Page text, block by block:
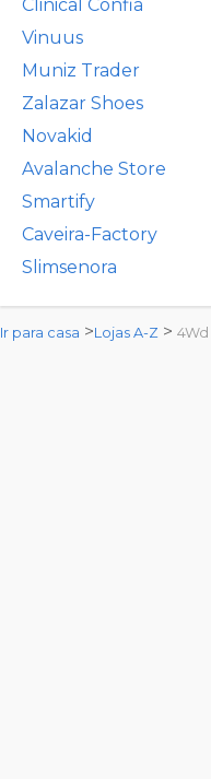
Clinical Confia
Vinuus
Muniz Trader
Zalazar Shoes
Novakid
Avalanche Store
Smartify
Caveira-Factory
Slimsenora
Ir para casa >Lojas A-Z > 4Wd